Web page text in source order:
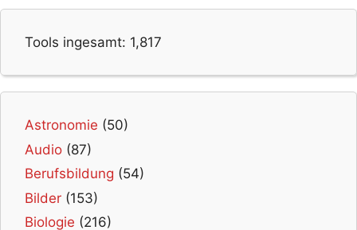
Tools ingesamt: 1,817
Astronomie (50)
Audio (87)
Berufsbildung (54)
Bilder (153)
Biologie (216)